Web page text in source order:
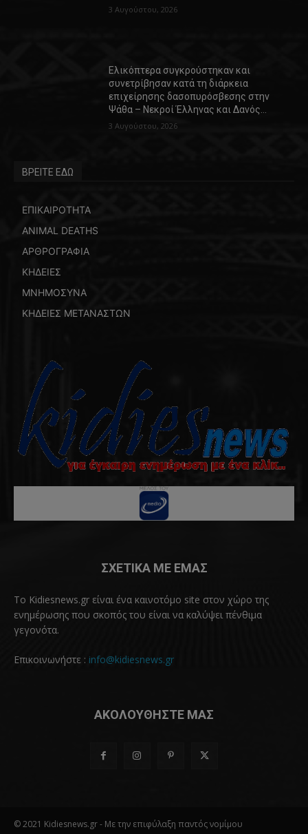
3 Αυγούστου, 2026
Ελικόπτερα συγκρούστηκαν και
συνετρίβησαν κατά τη διάρκεια
επιχείρησης δασοπυρόσβεσης στην
Ψάθα – Νεκροί Έλληνας και Δανός…
3 Αυγούστου, 2026
ΒΡΕΙΤΕ ΕΔΩ
ΕΠΙΚΑΙΡΟΤΗΤΑ
ANIMAL DEATHS
ΑΡΘΡΟΓΡΑΦΙΑ
ΚΗΔΕΙΕΣ
ΜΝΗΜΟΣΥΝΑ
ΚΗΔΕΙΕΣ ΜΕΤΑΝΑΣΤΩΝ
ΣΧΕΤΙΚΑ ΜΕ ΕΜΑΣ
Το Kidiesnews.gr είναι ένα καινοτόμο site στον χώρο της
ενημέρωσης που σκοπός του είναι να καλύψει πένθιμα
γεγονότα.
Επικοινωνήστε : info@kidiesnews.gr
ΑΚΟΛΟΥΘΗΣΤΕ ΜΑΣ
© 2021 Kidiesnews.gr - Με την επιφύλαξη παντός νομίμου